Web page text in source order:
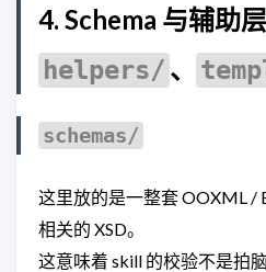
4. Schema 与辅助层
helpers/ 、
schemas/
这里放的是一整套 OOXML
相关的 XSD。
这意味着 skill 的校验不是拍